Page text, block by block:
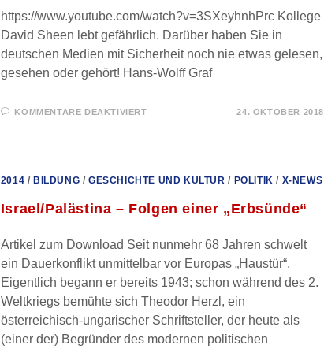
https://www.youtube.com/watch?v=3SXeyhnhPrc Kollege
David Sheen lebt gefährlich. Darüber haben Sie in
deutschen Medien mit Sicherheit noch nie etwas gelesen,
gesehen oder gehört! Hans-Wolff Graf
KOMMENTARE DEAKTIVIERTFÜR
TRUTH
OTHER
LIES
24. OKTOBER 2018
2014 / BILDUNG /GESCHICHTE UND KULTUR / POLITIK / X-NEWS
Israel/Palästina – Folgen einer „Erbsünde“
Artikel zum Download Seit nunmehr 68 Jahren schwelt
ein Dauerkonflikt unmittelbar vor Europas „Haustür“.
Eigentlich begann er bereits 1943; schon während des 2.
Weltkriegs bemühte sich Theodor Herzl, ein
österreichisch-ungarischer Schriftsteller, der heute als
(einer der) Begründer des modernen politischen